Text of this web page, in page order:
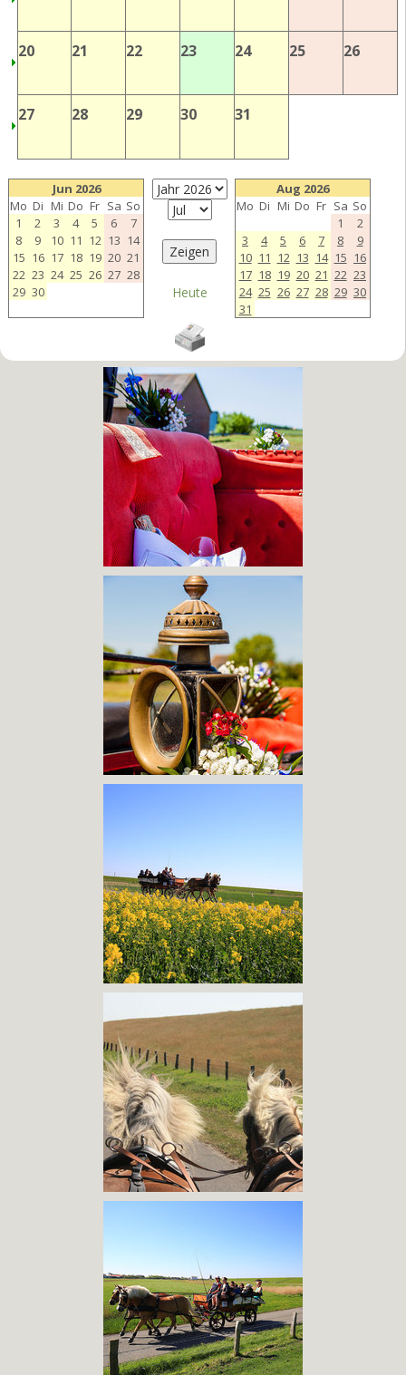
20 21 22 23 24 25 26
27 28 29 30 31
Jun 2026
Mo Di Mi Do Fr Sa So
1
2 3 4 5 6
7
8
9 10 11 12 13 14
15 16 17 18 19 20 21
22 23 24 25 26 27 28
29 30 Heute
Aug 2026
Mo Di Mi Do Fr Sa So
1
2
3
4 5 6 7 8
9
10 11 12 13 14 15 16
17 18 19 20 21 22 23
24 25 26 27 28 29 30
31